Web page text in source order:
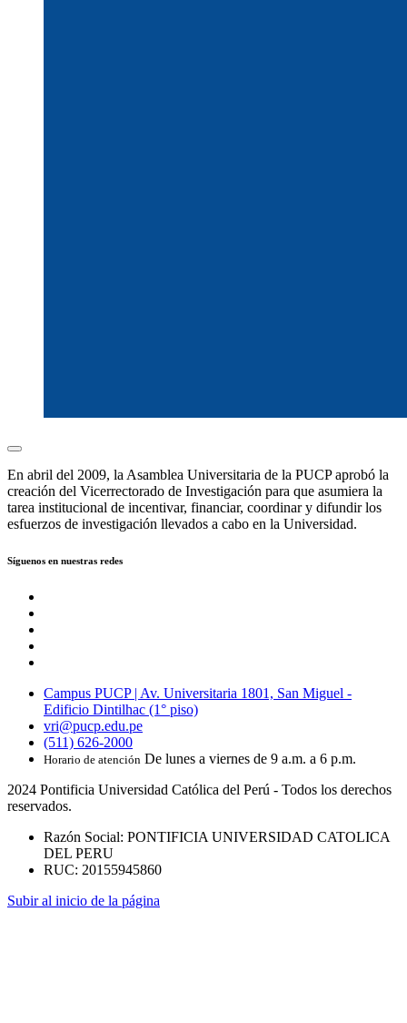
En abril del 2009, la Asamblea Universitaria de la PUCP aprobó la
creación del Vicerrectorado de Investigación para que asumiera la
tarea institucional de incentivar, financiar, coordinar y difundir los
esfuerzos de investigación llevados a cabo en la Universidad.
Síguenos en nuestras redes
Campus PUCP | Av. Universitaria 1801, San Miguel -
Edificio Dintilhac (1° piso)
vri@pucp.edu.pe
(511) 626-2000
Horario de atención De lunes a viernes de 9 a.m. a 6 p.m.
2024 Pontificia Universidad Católica del Perú - Todos los derechos
reservados.
Razón Social: PONTIFICIA UNIVERSIDAD CATOLICA
DEL PERU
RUC: 20155945860
Subir al inicio de la página